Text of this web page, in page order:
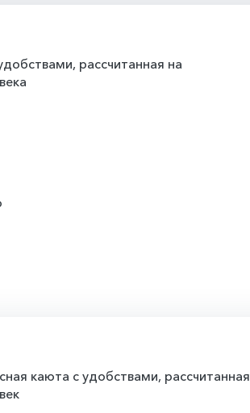
рассчитанная на
каюта с удобствами, рассчитанная